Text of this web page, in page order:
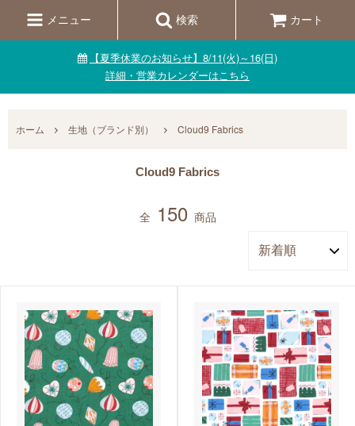
メニュー 検索 カート
【夏季休業のお知らせ】8/11(火)～16(日)
詳細・営業カレンダーはこちら
ホーム 生地（ブランド別） Cloud9 Fabrics
Cloud9 Fabrics
全 150 商品